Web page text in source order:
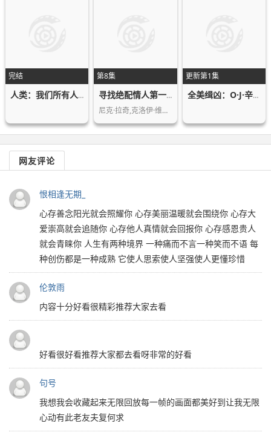
完结
人类：我们所有人的故事
第8集
寻找绝配情人第一季
尼克·拉奇,克洛伊·维特奇,弗兰西斯卡…
更新第1集
全美缉凶：O·J·辛普森第一季
网友评论
恨相逢无期_
心存善念阳光就会照耀你 心存美丽温暖就会围绕你 心存大
爱崇高就会追随你 心存他人真情就会回报你 心存感恩贵人
就会青睐你 人生有两种境界 一种痛而不言一种笑而不语 每
种创伤都是一种成熟 它使人思索使人坚强使人更懂珍惜
伦敦雨
内容十分好看很精彩推荐大家去看
好看很好看推荐大家都去看呀非常的好看
句号
我想我会收藏起来无限回放每一帧的画面都美好到让我无限
心动有此老友夫复何求